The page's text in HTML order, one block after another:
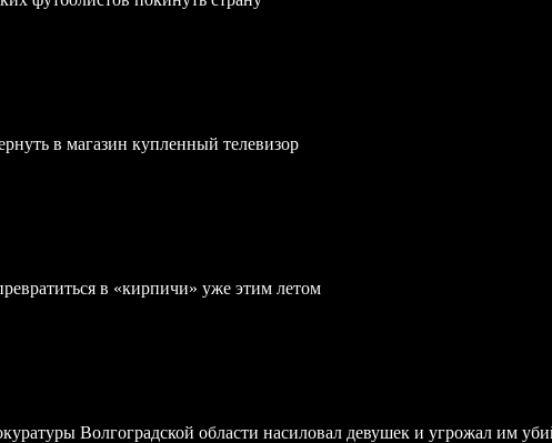
в магазин купленный телевизор
в «кирпичи» уже этим летом
Волгоградской области насиловал девушек и угрожал им